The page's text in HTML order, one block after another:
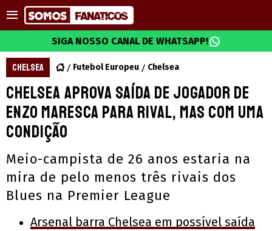
SIGA NOSSO CANAL DE WHATSAPP!
CHELSEA Futebol Europeu Chelsea
Chelsea aprova saída de jogador de
Enzo Maresca para rival, mas com uma
condição
Meio-campista de 26 anos estaria na
mira de pelo menos três rivais dos
Blues na Premier League
Arsenal barra Chelsea em possível saída